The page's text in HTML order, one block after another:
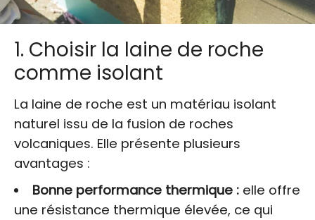
1. Choisir la laine de roche
comme isolant
La laine de roche est un matériau isolant
naturel issu de la fusion de roches
volcaniques. Elle présente plusieurs
avantages :
Bonne performance thermique :elle offre
une résistance thermique élevée, ce qui